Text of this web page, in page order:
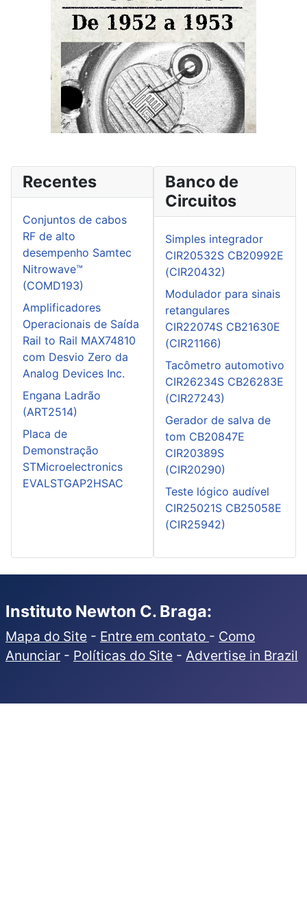
Recentes
Conjuntos de cabos
RF de alto
desempenho Samtec
Nitrowave™
(COMD193)
Amplificadores
Operacionais de Saída
Rail to Rail MAX74810
com Desvio Zero da
Analog Devices Inc.
Engana Ladrão
(ART2514)
Placa de
Demonstração
STMicroelectronics
EVALSTGAP2HSAC
Banco de
Circuitos
Simples integrador
CIR20532S CB20992E
(CIR20432)
Modulador para sinais
retangulares
CIR22074S CB21630E
(CIR21166)
Tacômetro automotivo
CIR26234S CB26283E
(CIR27243)
Gerador de salva de
tom CB20847E
CIR20389S
(CIR20290)
Teste lógico audível
CIR25021S CB25058E
(CIR25942)
Instituto Newton C. Braga:
Mapa do Site - Entre em contato - Como
Anunciar - Políticas do Site - Advertise in Brazil